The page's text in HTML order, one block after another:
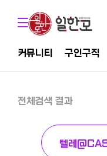
커뮤니티 구인구직
전체검색 결과